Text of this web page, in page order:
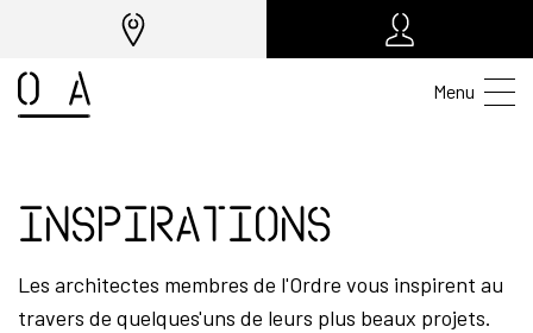
Menu
Inspirations
Les architectes membres de l'Ordre vous inspirent au
travers de quelques'uns de leurs plus beaux projets.